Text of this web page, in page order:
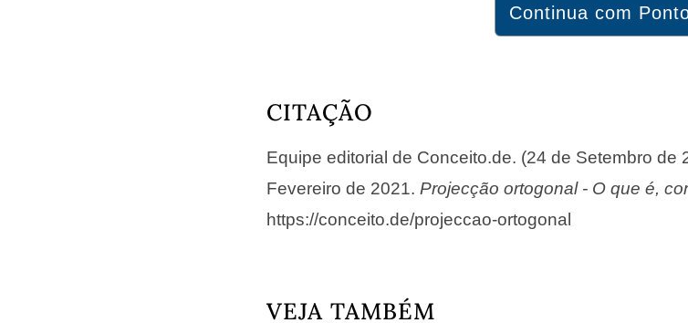
Continua com
CITAÇÃO
Equipe editorial de Conceito.de. (24 de Setembro de
Fevereiro de 2021.Projecção ortogonal - O que é,
https://conceito.de/projeccao-ortogonal
VEJA TAMBÉM